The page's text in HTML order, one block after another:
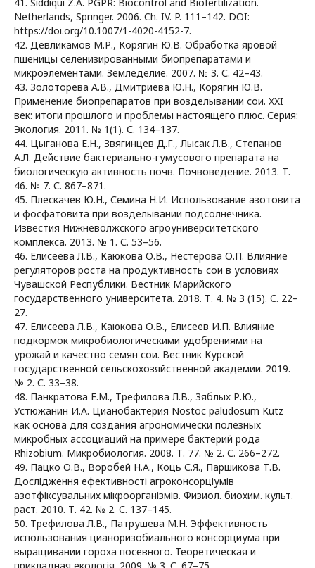
Netherlands, Springer. 2006. Ch. IV. P. 111–142. DOI:
https://doi.org/10.1007/1-4020-4152-7.
42. Девликамов М.Р., Корягин Ю.В. Обработка яровой
пшеницы селенизированными биопрепаратами и
микроэлементами. Земледелие. 2007. № 3. С. 42–43.
43. Золоторева А.В., Дмитриева Ю.Н., Корягин Ю.В.
Применение биопрепаратов при возделывании сои. XXI
век: итоги прошлого и проблемы настоящего плюс. Серия:
Экология. 2011. № 1(1). С. 134–137.
44. Цыганова Е.Н., Звягинцев Д.Г., Лысак Л.В., Степанов
А.Л. Действие бактериально-гумусового препарата на
биологическую активность почв. Почвоведение. 2013. Т.
46. № 7. С. 867–871.
45. Плескачев Ю.Н., Семина Н.И. Использование азотовита
и фосфатовита при возделывании подсолнечника.
Известия Нижневолжского агроуниверситетского
комплекса. 2013. № 1. С. 53–56.
46. Елисеева Л.В., Каюкова О.В., Нестерова О.П. Влияние
регуляторов роста на продуктивность сои в условиях
Чувашской Республики. Вестник Марийского
государственного университета. 2018. Т. 4. № 3 (15). С. 22–
27.
47. Елисеева Л.В., Каюкова О.В., Елисеев И.П. Влияние
подкормок микробиологическими удобрениями на
урожай и качество семян сои. Вестник Курской
государственной сельскохозяйственной академии. 2019.
№ 2. С. 33–38.
48. Панкратова Е.М., Трефилова Л.В., Зяблых Р.Ю.,
Устюжанин И.А. Цианобактерия Nostoc paludosum Kutz
как основа для создания агрономически полезных
микробных ассоциаций на примере бактерий рода
Rhizobium. Микробиология. 2008. Т. 77. № 2. С. 266–272.
49. Пацко О.В., Воробей Н.А., Коць С.Я., Паршикова Т.В.
Дослідження ефективності агроконсорціумів
азотфіксувальних мікроорганізмів. Физиол. биохим. культ.
раст. 2010. Т. 42. № 2. С. 137–145.
50. Трефилова Л.В., Патрушева М.Н. Эффективность
использования цианоризобиального консорциума при
выращивании гороха посевного. Теоретическая и